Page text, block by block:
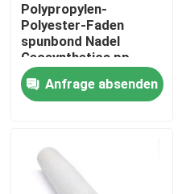
Über uns
Fabrik Tour
Kontakt
Polypropylen-
Polyester-Faden
spunbond Nadel
Geosynthetics pp.
lochte nichtgewebte
Geotextilien für
Straßenmüllgrubenprojekte
Anfrage absenden